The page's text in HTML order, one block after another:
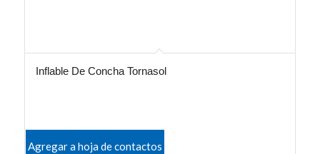
Inflable De Concha Tornasol
Agregar a hoja de contactos